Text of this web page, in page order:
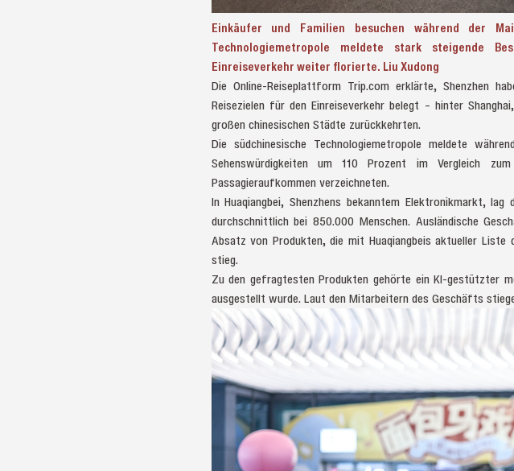
Einkäufer und Familien besuchen während der
Technologiemetropole meldete stark steigende
Einreiseverkehr weiter florierte. Liu Xudong
Die Online-Reiseplattform Trip.com erklärte, Shenzhen
Reisezielen für den Einreiseverkehr belegt – hinter
großen chinesischen Städte zurückkehrten.
Die südchinesische Technologiemetropole meldete
Sehenswürdigkeiten um 110 Prozent im Vergleich
Passagieraufkommen verzeichneten.
In Huaqiangbei, Shenzhens bekanntem Elektronikmarkt,
durchschnittlich bei 850.000 Menschen. Ausländische
Absatz von Produkten, die mit Huaqiangbeis aktueller
stieg.
Zu den gefragtesten Produkten gehörte ein KI-gestützter
ausgestellt wurde. Laut den Mitarbeitern des Geschäfts